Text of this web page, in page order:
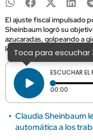
El ajuste fiscal impulsado
Sheinbaum logró su
azucaradas, golpeando a
los pequeños comercios.
Toca para escuchar
ESCUCHAR EL
00:00
Claudia Sheinbaum
automática a los